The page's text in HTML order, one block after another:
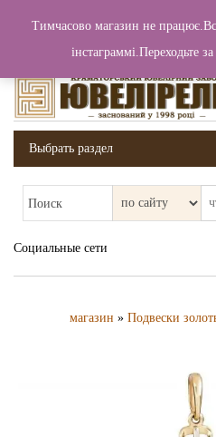
Вход / Регистрация
Выбрать раздел
Поиск
Социальные сети
магазин » Подвески
Тимчасово магазин не
інстаграммі.Переходьте